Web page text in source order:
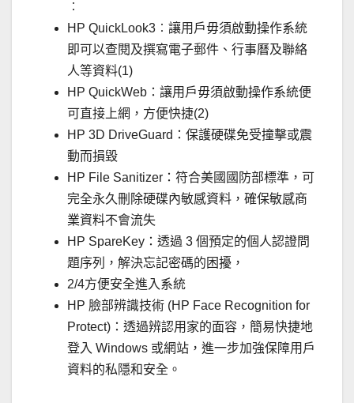
︰
HP QuickLook3︰讓用戶毋須啟動操作系統
即可以查閱及撰寫電子郵件、行事曆及聯絡
人等資料(1)
HP QuickWeb：讓用戶毋須啟動操作系統便
可直接上網，方便快捷(2)
HP 3D DriveGuard：保護硬碟免受撞擊或震
動而損毀
HP File Sanitizer：符合美國國防部標準，可
完全永久刪除硬碟內敏感資料，確保敏感商
業資料不會流失
HP SpareKey：透過 3 個預定的個人認證問
題序列，解決忘記密碼的困擾，
2/4方便安全進入系統
HP 臉部辨識技術 (HP Face Recognition for
Protect)：透過辨認用家的面容，簡易快捷地
登入 Windows 或網站，進一步加強保障用戶
資料的私隱和安全。